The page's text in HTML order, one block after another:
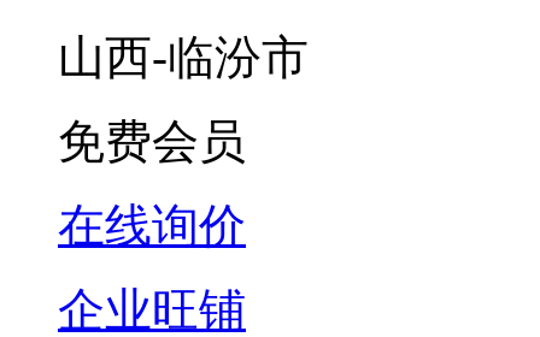
山西-临汾市
免费会员
在线询价
企业旺铺